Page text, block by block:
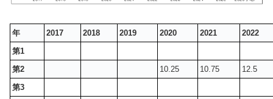
年 2017 2018 2019 2020 2021
2022
第1
第2
10.25 10.75
12.5
第3